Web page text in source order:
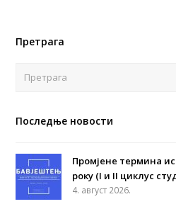
Претрага
Последње новости
Промјене термина
року (I и II циклус
4. август 2026.